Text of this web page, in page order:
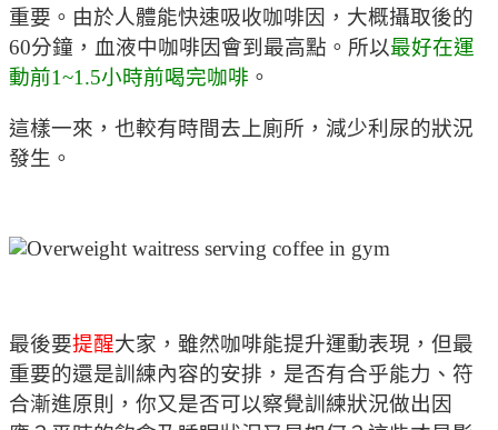
重要。由於人體能快速吸收咖啡因，大概攝取後的
60分鐘，血液中咖啡因會到最高點。所以最好在運
動前1~1.5小時前喝完咖啡 。
這樣一來，也較有時間去上廁所，減少利尿的狀況
發生。
最後要提醒大家，雖然咖啡能提升運動表現，但最
重要的還是訓練內容的安排，是否有合乎能力、符
合漸進原則，你又是否可以察覺訓練狀況做出因